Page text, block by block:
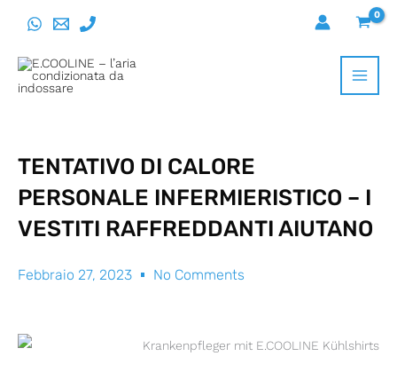
contenuto
TENTATIVO DI CALORE
PERSONALE INFERMIERISTICO – I
VESTITI RAFFREDDANTI AIUTANO
Febbraio 27, 2023 No Comments